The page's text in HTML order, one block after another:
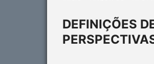
DEFINIÇÕES